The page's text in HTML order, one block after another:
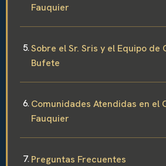
Fauquier
Sobre el Sr. Sris y el Equipo de
Bufete
Comunidades Atendidas en el
Fauquier
Preguntas Frecuentes